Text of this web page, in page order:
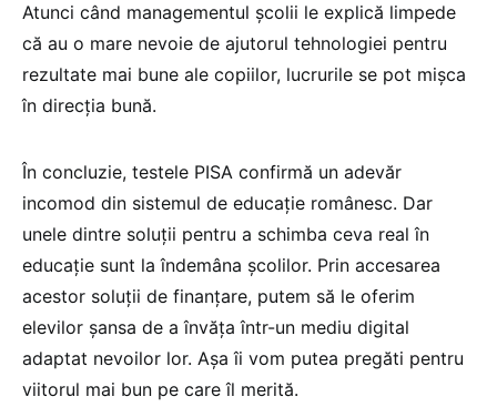
Atunci când managementul școlii le explică limpede
că au o mare nevoie de ajutorul tehnologiei pentru
rezultate mai bune ale copiilor, lucrurile se pot mișca
în direcția bună.
În concluzie, testele PISA confirmă un adevăr
incomod din sistemul de educație românesc. Dar
unele dintre soluții pentru a schimba ceva real în
educație sunt la îndemâna școlilor. Prin accesarea
acestor soluții de finanțare, putem să le oferim
elevilor șansa de a învăța într-un mediu digital
adaptat nevoilor lor. Așa îi vom putea pregăti pentru
viitorul mai bun pe care îl merită.